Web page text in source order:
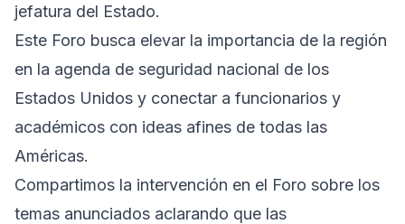
jefatura del Estado.
Este Foro busca elevar la importancia de la región
en la agenda de seguridad nacional de los
Estados Unidos y conectar a funcionarios y
académicos con ideas afines de todas las
Américas.
Compartimos la intervención en el Foro sobre los
temas anunciados aclarando que las